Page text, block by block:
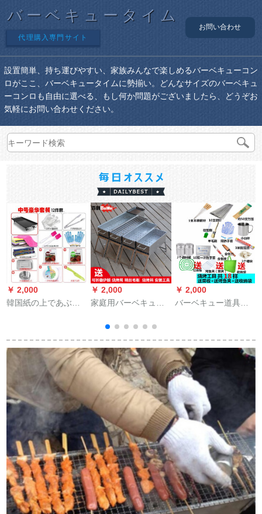
バーベキュータイム
代理購入専門サイト
お問い合わせ
設置簡単、持ち運びやすい、家族みんなで楽しめるバーベキューコン
ロがここ、バーベキュータイムに勢揃い。どんなサイズのバーベキュ
ーコンロも自由に選べる、もし何か問題がございましたら、どうぞお
気軽にお問い合わせください。
￥ 2,000
韓国紙の上であぶり
い室内の多機能のト
ランペットはくっつ
かないで焼肉の電気
機械のあぶります鍋
の中で号のニュース
はあぶって皿の3つの
家のフルセットをあ
ぶります。
￥ 2,000
家庭用バーベキュー
ーグリル3人-5人以上
のバーベキュー道具
セット50*22厚カード
スロットオーブン+景
￥ 2,000
バーベキュー道具セ
ベキュー用の家庭用
品は18セット+5斤の
炭素です。